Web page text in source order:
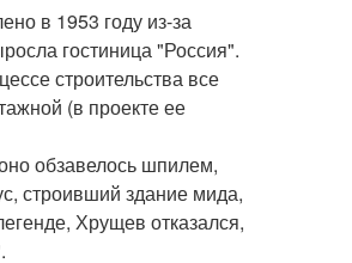
в 1953 году из-за
гостиница "Россия".
строительства все
(в проекте ее
обзавелось шпилем,
строивший здание мида,
Хрущев отказался,